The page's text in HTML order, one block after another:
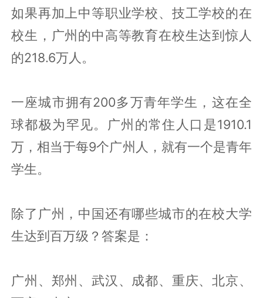
如果再加上中等职业学校、技工学校的在
校生，广州的中高等教育在校生达到惊人
的218.6万人。
一座城市拥有200多万青年学生，这在全
球都极为罕见。广州的常住人口是1910.1
万，相当于每9个广州人，就有一个是青年
学生。
除了广州，中国还有哪些城市的在校大学
生达到百万级？答案是：
广州、郑州、武汉、成都、重庆、北京、